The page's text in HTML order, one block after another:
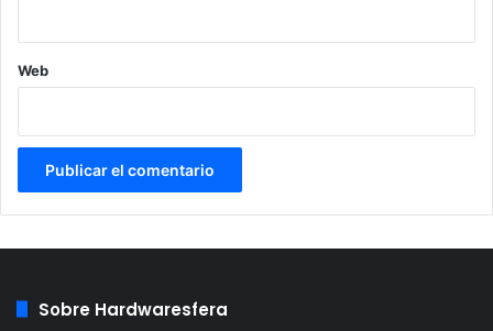
Web
Sobre Hardwaresfera